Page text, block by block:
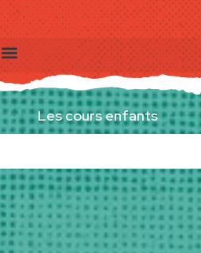
Les cours enfants